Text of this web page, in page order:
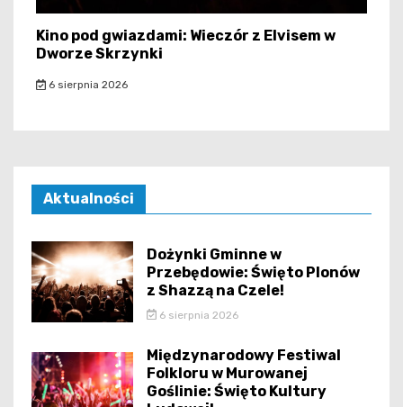
Kino pod gwiazdami: Wieczór z Elvisem w
Dworze Skrzynki
6 sierpnia 2026
Aktualności
Dożynki Gminne w
Przebędowie: Święto Plonów
z Shazzą na Czele!
6 sierpnia 2026
Międzynarodowy Festiwal
Folkloru w Murowanej
Goślinie: Święto Kultury